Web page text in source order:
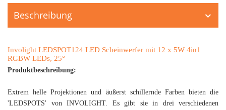
Beschreibung
Involight LEDSPOT124 LED Scheinwerfer mit 12 x 5W 4in1
RGBW LEDs, 25°
Produktbeschreibung:
Extrem helle Projektionen und äußerst schillernde Farben bieten die
'LEDSPOTS' von INVOLIGHT. Es gibt sie in drei verschiedenen